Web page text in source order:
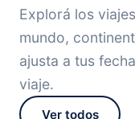
Explorá los
mundo,
ajusta a tus
viaje.
Ver todos